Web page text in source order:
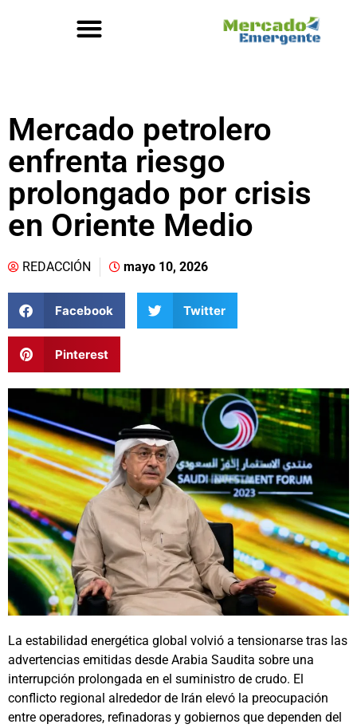
Mercado petrolero
enfrenta riesgo
prolongado por crisis
en Oriente Medio
REDACCIÓN mayo 10, 2026
Facebook Twitter
Pinterest
La estabilidad energética global volvió a tensionarse tras las
advertencias emitidas desde Arabia Saudita sobre una
interrupción prolongada en el suministro de crudo. El
conflicto regional alrededor de Irán elevó la preocupación
entre operadores, refinadoras y gobiernos que dependen del